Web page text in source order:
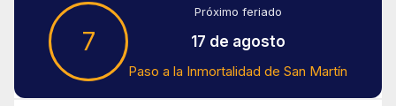
7
Próximo feriado
17 de agosto
Paso a la Inmortalidad de San Martín